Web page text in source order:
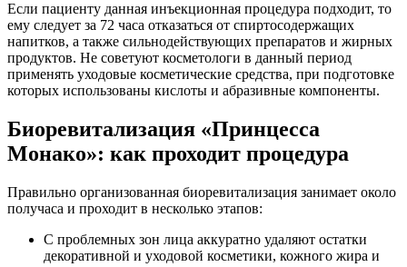
Если пациенту данная инъекционная процедура подходит, то
ему следует за 72 часа отказаться от спиртосодержащих
напитков, а также сильнодействующих препаратов и жирных
продуктов. Не советуют косметологи в данный период
применять уходовые косметические средства, при подготовке
которых использованы кислоты и абразивные компоненты.
Биоревитализация «Принцесса
Монако»: как проходит процедура
Правильно организованная биоревитализация занимает около
получаса и проходит в несколько этапов:
С проблемных зон лица аккуратно удаляют остатки
декоративной и уходовой косметики, кожного жира и